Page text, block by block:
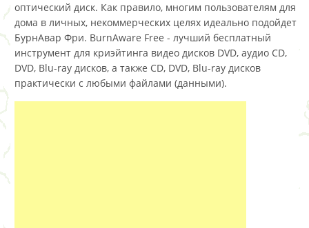
оптический диск. Как правило, многим пользователям для
дома в личных, некоммерческих целях идеально подойдет
БурнАвар Фри. BurnAware Free - лучший бесплатный
инструмент для криэйтинга видео дисков DVD, аудио CD,
DVD, Blu-ray дисков, а также CD, DVD, Blu-ray дисков
практически с любыми файлами (данными).